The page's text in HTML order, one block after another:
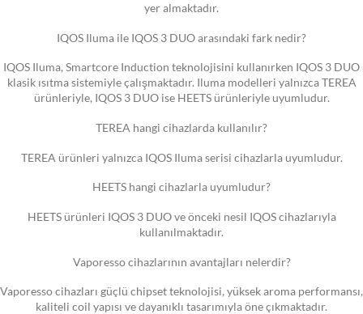
yer almaktadır.
IQOS Iluma ile IQOS 3 DUO arasındaki fark nedir?
IQOS Iluma, Smartcore Induction teknolojisini kullanırken IQOS 3 DUO
klasik ısıtma sistemiyle çalışmaktadır. Iluma modelleri yalnızca TEREA
ürünleriyle, IQOS 3 DUO ise HEETS ürünleriyle uyumludur.
TEREA hangi cihazlarda kullanılır?
TEREA ürünleri yalnızca IQOS Iluma serisi cihazlarla uyumludur.
HEETS hangi cihazlarla uyumludur?
HEETS ürünleri IQOS 3 DUO ve önceki nesil IQOS cihazlarıyla
kullanılmaktadır.
Vaporesso cihazlarının avantajları nelerdir?
Vaporesso cihazları güçlü chipset teknolojisi, yüksek aroma performansı,
kaliteli coil yapısı ve dayanıklı tasarımıyla öne çıkmaktadır.